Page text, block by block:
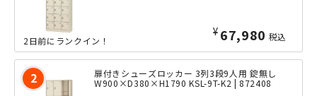
¥ 67,980 税込
2日前にランクイン！
扉付きシューズロッカー 3列3段9人用 錠無し
W900×D380×H1790 KSL-9T-K2 | 872408